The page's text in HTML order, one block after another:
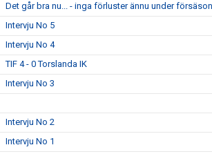
Det går bra nu... - inga förluster ännu under
Intervju No 5
Intervju No 4
TIF 4 - 0 Torslanda IK
Intervju No 3
Intervju No 2
Intervju No 1